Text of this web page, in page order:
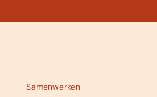
Samenwerken